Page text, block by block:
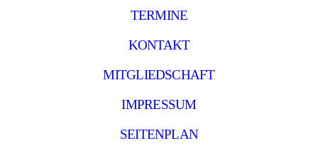
TERMINE
KONTAKT
MITGLIEDSCHAFT
IMPRESSUM
SEITENPLAN